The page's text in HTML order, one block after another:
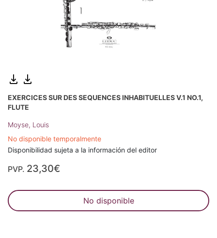
EXERCICES SUR DES SEQUENCES INHABITUELLES V.1 NO.1,
FLUTE
Moyse, Louis
No disponible temporalmente
Disponibilidad sujeta a la información del editor
PVP. 23,30€
No disponible